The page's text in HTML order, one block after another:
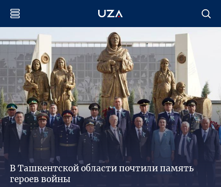
В Ташкентской области почтили память
героев войны